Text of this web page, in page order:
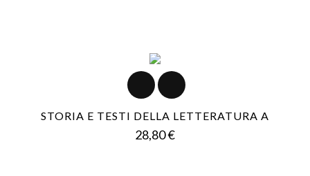
STORIA E TESTI DELLA LETTERATURA A
28,80 €Prezzo